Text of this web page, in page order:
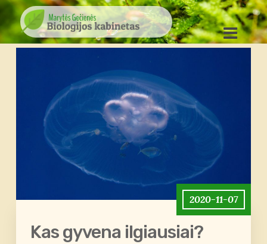
2020-11-07
Kas gyvena ilgiausiai?